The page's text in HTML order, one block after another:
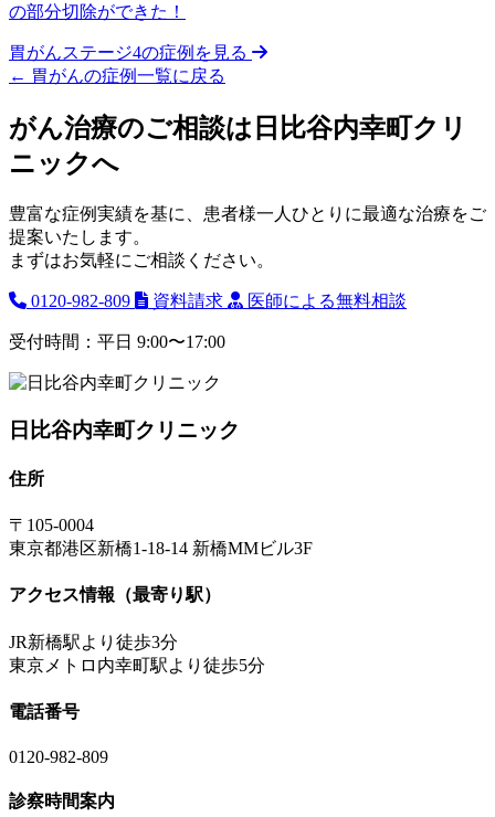
の部分切除ができた！
胃がんステージ4の症例を見る
← 胃がんの症例一覧に戻る
がん治療のご相談は日比谷内幸町クリ
ニックへ
豊富な症例実績を基に、患者様一人ひとりに最適な治療をご
提案いたします。
まずはお気軽にご相談ください。
0120-982-809 資料請求 医師による無料相談
受付時間：平日 9:00〜17:00
日比谷内幸町クリニック
住所
〒105-0004
東京都港区新橋1-18-14 新橋MMビル3F
アクセス情報（最寄り駅）
JR新橋駅より徒歩3分
東京メトロ内幸町駅より徒歩5分
電話番号
0120-982-809
診察時間案内